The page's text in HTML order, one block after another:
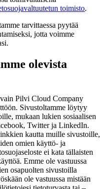
toimisto.
tarvittaessa pyytää
jotta voimme
olevista
vain Pilvi Cloud Company
Sivustoltamme löytyy
mukaan lukien sosiaalisen
Twitter ja LinkedIn.
kautta muille sivustoille,
omien käyttö- ja
ei kata tällaisten
Emme ole vastuussa
osapuolten sivustoilla
ole vastuussa mistään